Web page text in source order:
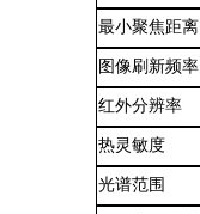
最小聚焦距离
图像刷新频率
红外分辨率
热灵敏度
光谱范围